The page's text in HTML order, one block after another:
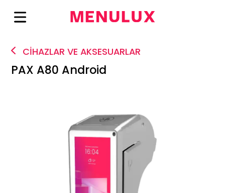
CİHAZLAR VE AKSESUARLAR
PAX A80 Android